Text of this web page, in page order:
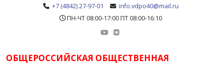
+7 (4842) 27-97-01
info.vdpo40@mail.ru
ПН-ЧТ 08:00-17:00 ПТ 08:00-16:10
ОБЩЕРОССИЙСКАЯ ОБЩЕСТВЕННАЯ